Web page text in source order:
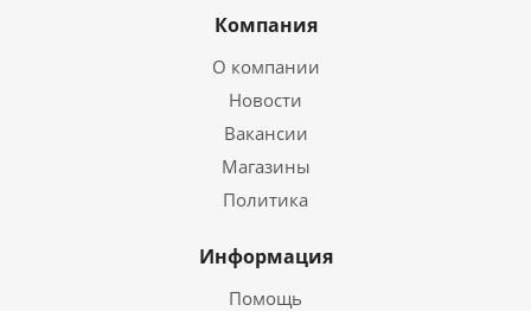
Компания
О компании
Новости
Вакансии
Магазины
Политика
Информация
Помощь